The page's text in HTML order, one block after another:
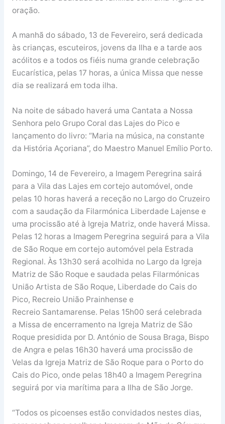
oração.
A manhã do sábado, 13 de Fevereiro, será dedicada
às crianças, escuteiros, jovens da Ilha e a tarde aos
acólitos e a todos os fiéis numa grande celebração
Eucarística, pelas 17 horas, a única Missa que nesse
dia se realizará em toda ilha.
Na noite de sábado haverá uma Cantata a Nossa
Senhora pelo Grupo Coral das Lajes do Pico e
lançamento do livro: “Maria na música, na constante
da História Açoriana”, do Maestro Manuel Emílio Porto.
Domingo, 14 de Fevereiro, a Imagem Peregrina sairá
para a Vila das Lajes em cortejo automóvel, onde
pelas 10 horas haverá a receção no Largo do Cruzeiro
com a saudação da Filarmónica Liberdade Lajense e
uma procissão até à Igreja Matriz, onde haverá Missa.
Pelas 12 horas a Imagem Peregrina seguirá para a Vila
de São Roque em cortejo automóvel pela Estrada
Regional. Às 13h30 será acolhida no Largo da Igreja
Matriz de São Roque e saudada pelas Filarmónicas
União Artista de São Roque, Liberdade do Cais do
Pico, Recreio União Prainhense e
Recreio Santamarense. Pelas 15h00 será celebrada
a Missa de encerramento na Igreja Matriz de São
Roque presidida por D. António de Sousa Braga, Bispo
de Angra e pelas 16h30 haverá uma procissão de
Velas da Igreja Matriz de São Roque para o Porto do
Cais do Pico, onde pelas 18h40 a Imagem Peregrina
seguirá por via marítima para a Ilha de São Jorge.
“Todos os picoenses estão convidados nestes dias,